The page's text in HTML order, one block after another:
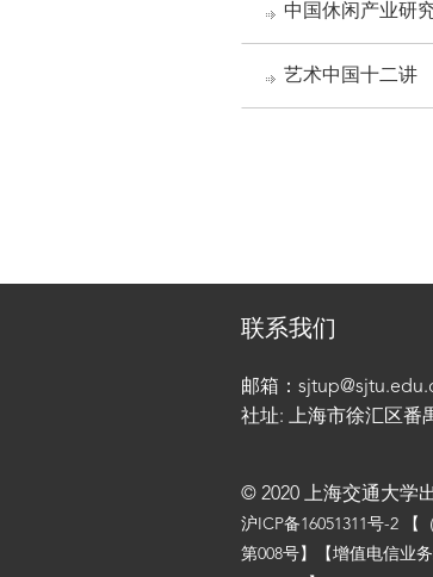
中国休闲产业研
艺术中国十二讲
联系我们
邮箱：
社址: 上海市徐汇区番
© 2020 上海交通大学
沪ICP备16051311号-2 【
第008号】【增值电信业